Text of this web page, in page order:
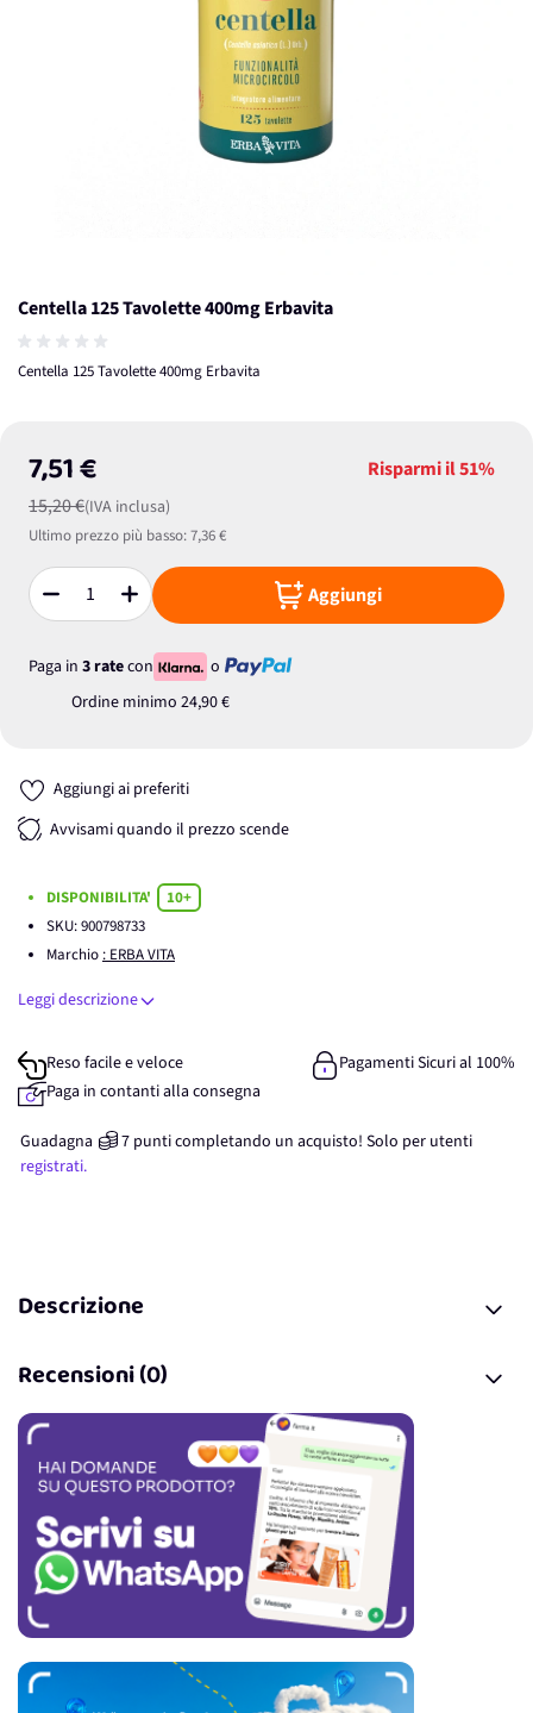
Centella 125 Tavolette 400mg Erbavita
Centella 125 Tavolette 400mg Erbavita
7,51 €
15,20 €(IVA inclusa)
Risparmi il51%
Ultimo prezzo più basso:7,36 €
Quantità Aggiungi
Paga in 3 ratecon
o
Ordine minimo 24,90 €
Aggiungi ai preferiti
Avvisami quando il prezzo scende
DISPONIBILITA'
10+
SKU:900798733
Marchio : ERBA VITA
Leggi descrizione
Reso facile e veloce
Pagamenti Sicuri al 100%
Paga in contanti alla consegna
Guadagna 7 punticompletando un acquisto! Solo per utenti
registrati.
Descrizione
Recensioni (0)